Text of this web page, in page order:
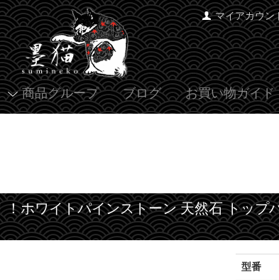
マイアカウン
商品グループ ブログ お買い物ガイド
！ホワイトパインストーン 天然石 トップ
型番